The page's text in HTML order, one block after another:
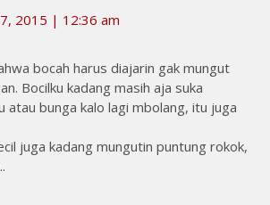
2015 | 12:36 am
bocah harus diajarin gak mungut
Bocilku kadang masih aja suka
atau bunga kalo lagi mbolang, itu juga
juga kadang mungutin puntung rokok,